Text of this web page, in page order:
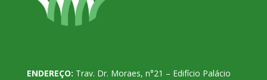
ENDEREÇO: Trav. Dr. Moraes, n°21 – Edifício Palácio